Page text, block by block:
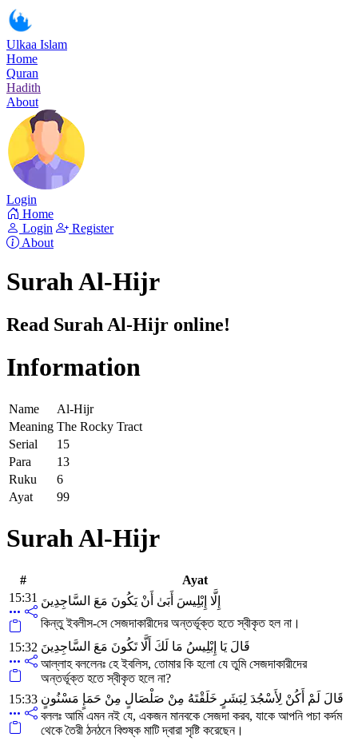
Ulkaa Islam
Home
Quran
Hadith
About
Login
Home
Login
Register
About
Surah Al-Hijr
Read Surah Al-Hijr online!
Information
Name
Al-Hijr
Meaning The Rocky Tract
Serial
15
Para
13
Ruku
6
Ayat
99
Surah Al-Hijr
#
Ayat
15:31 إِلَّا إِبْلِيسَ أَبَىٰ أَنْ يَكُونَ مَعَ السَّاجِدِينَ
কিন্তু ইবলীস-সে সেজদাকারীদের অন্তর্ভূক্ত হতে স্বীকৃত হল না।
15:32 قَالَ يَا إِبْلِيسُ مَا لَكَ أَلَّا تَكُونَ مَعَ السَّاجِدِينَ
আল্লাহ বললেনঃ হে ইবলিস, তোমার কি হলো যে তুমি সেজদাকারীদের
অন্তর্ভূক্ত হতে স্বীকৃত হলে না?
15:33 قَالَ لَمْ أَكُنْ لِأَسْجُدَ لِبَشَرٍ خَلَقْتَهُ مِنْ صَلْصَالٍ مِنْ حَمَإٍ مَسْنُونٍ
বললঃ আমি এমন নই যে, একজন মানবকে সেজদা করব, যাকে আপনি পচা কর্দম
থেকে তৈরী ঠনঠনে বিশুষ্ক মাটি দ্বারা সৃষ্টি করেছেন।